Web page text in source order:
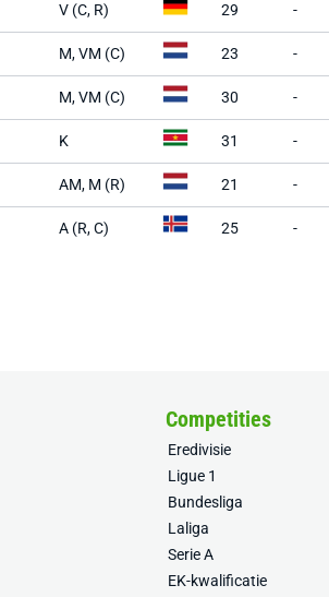
V (C, R) 29 -
M, VM (C) 23 -
M, VM (C) 30 -
K 31 -
AM, M (R) 21 -
A (R, C) 25 -
Competities
Eredivisie
Ligue 1
Bundesliga
Laliga
Serie A
EK-kwalificatie